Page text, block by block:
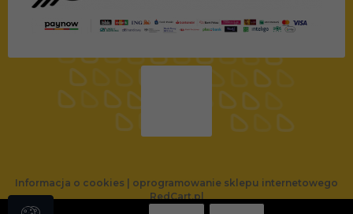
Informacja o cookies
oprogramowanie sklepu internetowego
RedCart.pl